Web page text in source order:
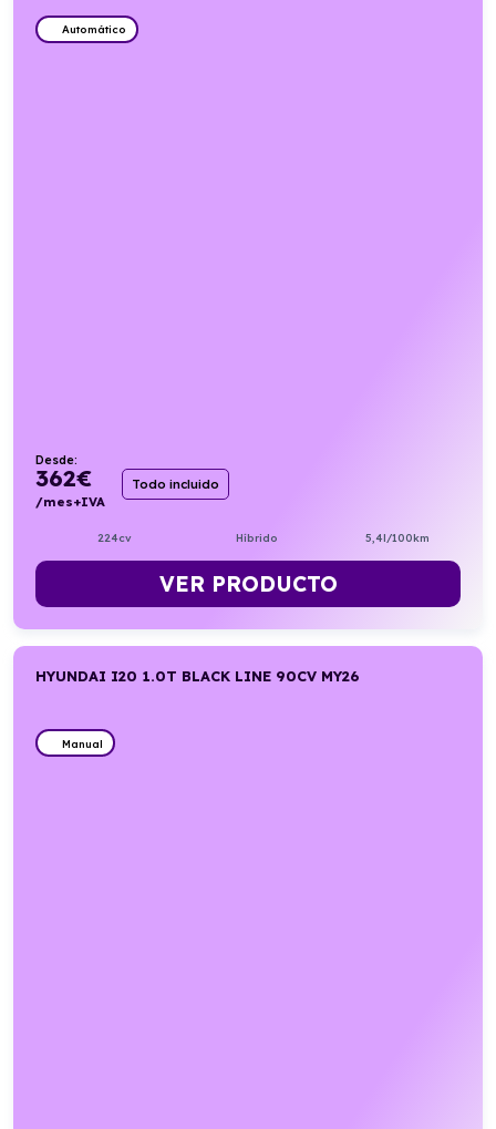
Automático
Desde:
362€
/mes+IVA
Todo incluido
224cv Híbrido 5,4l/100km
VER PRODUCTO
HYUNDAI I20 1.0T BLACK LINE 90CV MY26
Manual